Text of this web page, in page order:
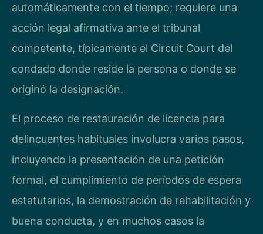
automáticamente con el tiempo; requiere una
acción legal afirmativa ante el tribunal
competente, típicamente el Circuit Court del
condado donde reside la persona o donde se
originó la designación.
El proceso de restauración de licencia para
delincuentes habituales involucra varios pasos,
incluyendo la presentación de una petición
formal, el cumplimiento de períodos de espera
estatutarios, la demostración de rehabilitación y
buena conducta, y en muchos casos la